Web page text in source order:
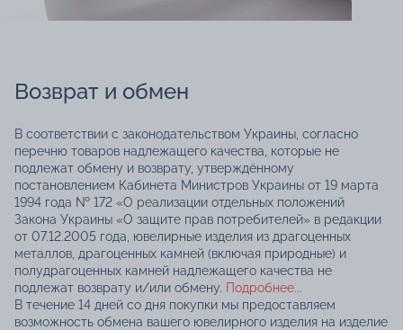
Возврат и обмен
В соответствии с законодательством Украины, согласно
перечню товаров надлежащего качества, которые не
подлежат обмену и возврату, утверждённому
постановлением Кабинета Министров Украины от 19 марта
1994 года № 172 «О реализации отдельных положений
Закона Украины «О защите прав потребителей» в редакции
от 07.12.2005 года, ювелирные изделия из драгоценных
металлов, драгоценных камней (включая природные) и
полудрагоценных камней надлежащего качества не
подлежат возврату и/или обмену. Подробнее...
В течение 14 дней со дня покупки мы предоставляем
возможность обмена вашего ювелирного изделия на изделие